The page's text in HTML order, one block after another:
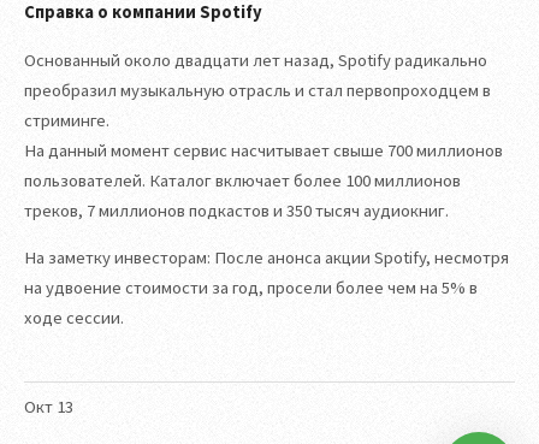
Окт 13
Справка о компании Spotify
Основанный около двадцати лет назад, Spotify радикально
преобразил музыкальную отрасль и стал первопроходцем в
стриминге.
На данный момент сервис насчитывает свыше 700 миллионов
пользователей. Каталог включает более 100 миллионов
треков, 7 миллионов подкастов и 350 тысяч аудиокниг.
На заметку инвесторам: После анонса акции Spotify, несмотря
на удвоение стоимости за год, просели более чем на 5% в
ходе сессии.